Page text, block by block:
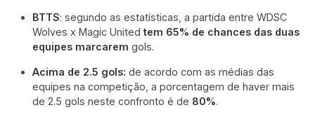
BTTS: segundo as estatísticas, a partida entre WDSC
Wolves x Magic Unitedtem 65% de chances das duas
equipes marcarem gols.
Acima de 2.5 gols:de acordo com as médias das
equipes na competição, a porcentagem de haver mais
de 2.5 gols neste confronto é de 80%.